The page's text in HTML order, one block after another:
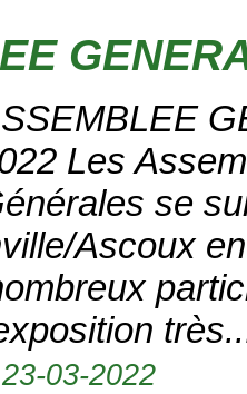
Les
se
Ascoux
03-2022